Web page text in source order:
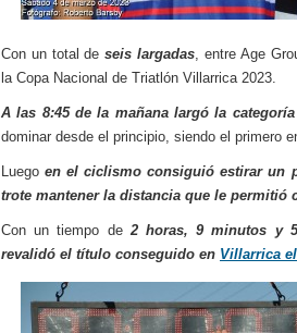
Con un total deseis largadas, entre Age
la Copa Nacional de Triatlón Villarrica 2023.
A las 8:45 de la mañana largó la
dominar desde el principio, siendo el primero
Luegoen el ciclismo consiguió estirar un
trote mantener la distancia que le permitió
Con un tiempo de2 horas, 9 minutos y
revalidó el título conseguido en Villarrica